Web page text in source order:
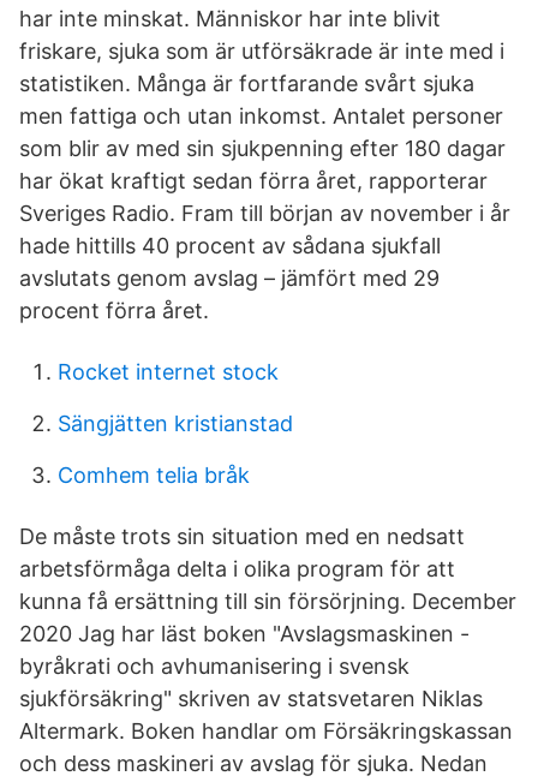
har inte minskat. Människor har inte blivit
friskare, sjuka som är utförsäkrade är inte med i
statistiken. Många är fortfarande svårt sjuka
men fattiga och utan inkomst. Antalet personer
som blir av med sin sjukpenning efter 180 dagar
har ökat kraftigt sedan förra året, rapporterar
Sveriges Radio. Fram till början av november i år
hade hittills 40 procent av sådana sjukfall
avslutats genom avslag – jämfört med 29
procent förra året.
Rocket internet stock
Sängjätten kristianstad
Comhem telia bråk
De måste trots sin situation med en nedsatt
arbetsförmåga delta i olika program för att
kunna få ersättning till sin försörjning. December
2020 Jag har läst boken "Avslagsmaskinen -
byråkrati och avhumanisering i svensk
sjukförsäkring" skriven av statsvetaren Niklas
Altermark. Boken handlar om Försäkringskassan
och dess maskineri av avslag för sjuka. Nedan